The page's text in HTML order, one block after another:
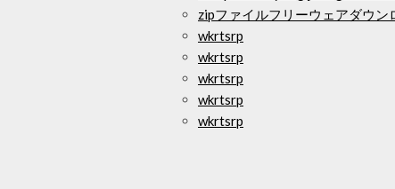
zipファイルフリーウェアダウン
wkrtsrp
wkrtsrp
wkrtsrp
wkrtsrp
wkrtsrp